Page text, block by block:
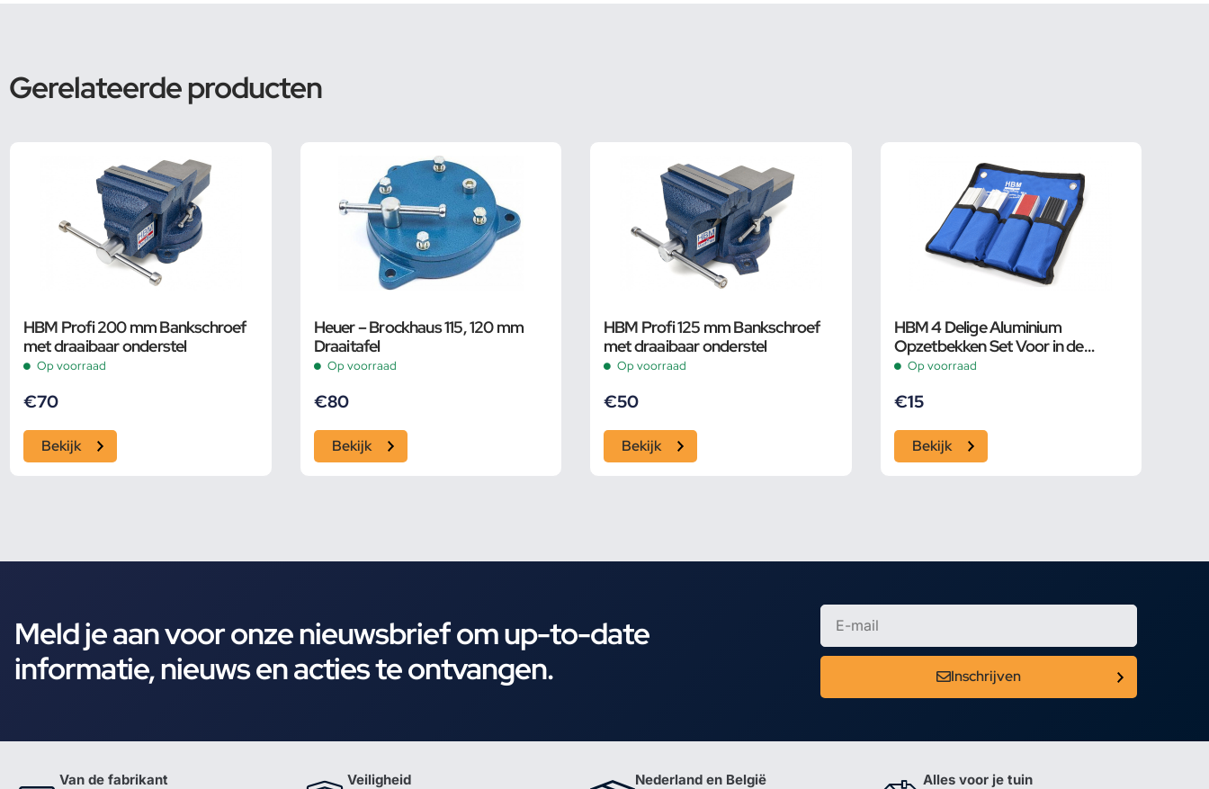
Gerelateerde producten
HBM Profi 200 mm Bankschroef
met draaibaar onderstel
Op voorraad
€70
Bekijk
Heuer – Brockhaus 115, 120 mm
Draaitafel
Op voorraad
€80
Bekijk
HBM Profi 125 mm Bankschroef
met draaibaar onderstel
Op voorraad
€50
Bekijk
HBM 4 Delige Aluminium
Opzetbekken Set Voor in de
Bankschroef 125 mm.
Op voorraad
€15
Bekijk
Meld je aan voor onze nieuwsbrief om up-to-date
informatie, nieuws en acties te ontvangen.
Inschrijven
Van de fabrikant Veiligheid Nederland en België Alles voor je tuin